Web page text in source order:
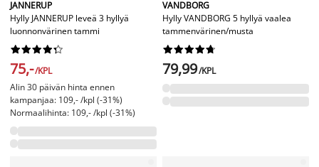
JANNERUP
Hylly JANNERUP leveä 3 hyllyä
luonnonvärinen tammi






75,-/KPL
Alin 30 päivän hinta ennen
kampanjaa: 109,- /kpl (-31%)
Normaalihinta: 109,- /kpl (-31%)
VANDBORG
Hylly VANDBORG 5 hyllyä vaalea
tammenvärinen/musta






79,99/KPL